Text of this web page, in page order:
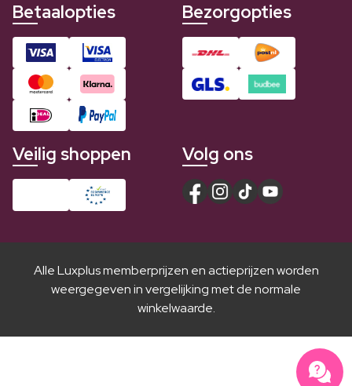
Betaalopties Bezorgopties
Veilig shoppen Volg ons
Alle Luxplus memberprijzen en actieprijzen worden
weergegeven in vergelijking met de normale
winkelwaarde.